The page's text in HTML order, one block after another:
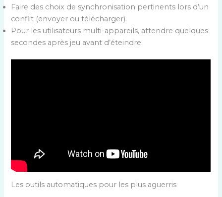
Faire des choix de synchronisation pertinents lors d’un
conflit (envoyer ou télécharger).
Pour les utilisateurs multi-appareils, attendre quelques
secondes après jeu avant d’éteindre.
Les outils automatiques pour les plus aguerris